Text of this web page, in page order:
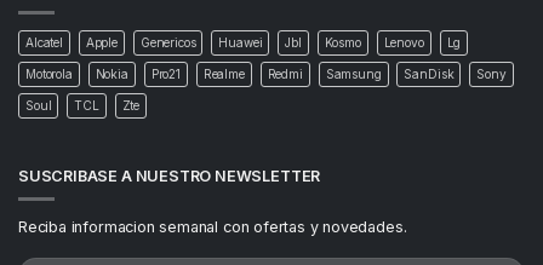
Alcatel Apple Genericos Huawei Jbl Kosmo Lenovo Lg
Motorola Nokia Pro21 Realme Redmi Samsung SanDisk Sony
Soul TCL Zte
SUSCRIBASE A NUESTRO NEWSLETTER
Reciba informacion semanal con ofertas y novedades.